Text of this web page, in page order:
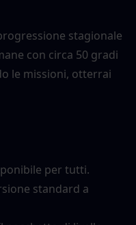
stagionale
con circa 50 gradi
le missioni, otterrai
per tutti.
standard a